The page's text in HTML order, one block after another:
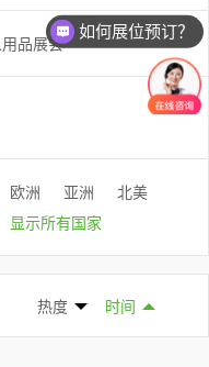
品展会
欧洲 亚洲
北美
显示所有国家
热度 时间
如何展位预订？